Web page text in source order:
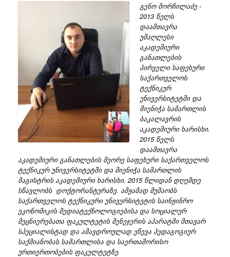
გენო მორჩილაძე -
2013 წელს
დაამთავრა
უმაღლესი
აკადემიური
განათლების
პირველი საფეხური
საქართველოს
ტექნიკურ
უნივერსიტეტში და
მიენიჭა სამართლის
ბაკალავრის
აკადემიური ხარისხი.
2015 წელს
დაამთავრა
აკადემიური განათლების მეორე საფეხური საქართველოს
ტექნიკურ უნივერსიტეტში და მიენიჭა სამართლის
მაგისტრის აკადემიური ხარისხი. 2015 წლიდან დღემდე
სწავლობს დოქტორანტურაზე. ამჟამად მუშაობს
საქართველოს ტექნიკური უნივერსიტეტის საინჟინრო
ეკონომიკის მედიატექნოლოგიებისა და სოციალურ
მეცნიერებათა ფაკულტეტის მენეჯერის აპარატში მთავარ
სპეციალისტად და ამავდროულად ეწევა პედაგოგიურ
საქმიანობას სამართლისა და საერთაშორისო
ურთიერთობების ფაკულტეტზე.